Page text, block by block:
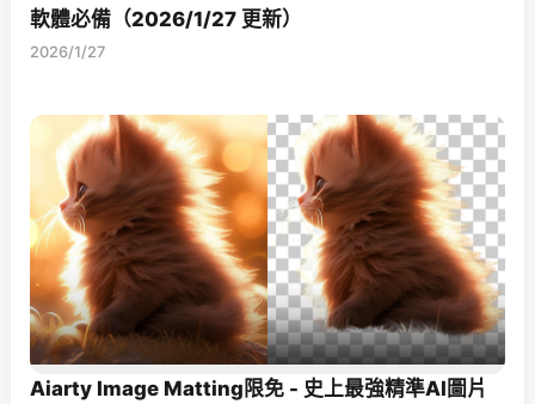
軟體必備（2026/1/27 更新）
2026/1/27
Aiarty Image Matting限免 - 史上最強精準AI圖片